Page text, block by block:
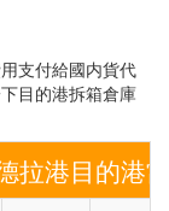
支付給國内貨代
目的港拆箱倉庫
拉港目的港